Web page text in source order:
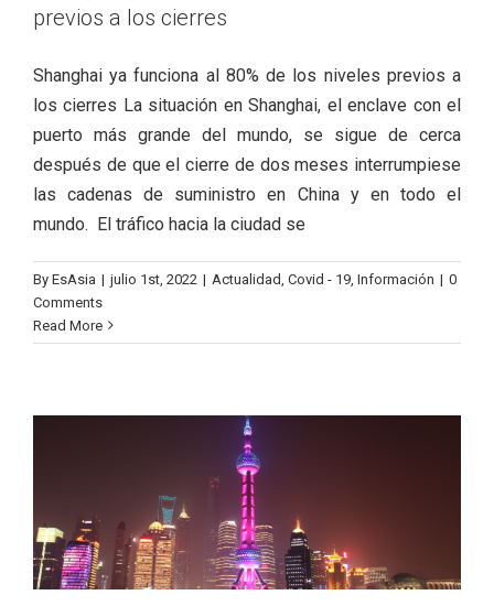
previos a los cierres
Shanghai ya funciona al 80% de los niveles previos a
los cierres La situación en Shanghai, el enclave con el
puerto más grande del mundo, se sigue de cerca
después de que el cierre de dos meses interrumpiese
las cadenas de suministro en China y en todo el
mundo. El tráfico hacia la ciudad se
By EsAsia | julio 1st, 2022 | Actualidad Covid - 19 Información | 0
Comments
Read MoreReabre Shanghai tras varios meses de